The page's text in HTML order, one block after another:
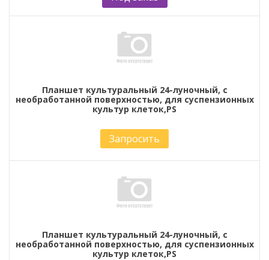
Планшет культуральный 24-луночный, с
необработанной поверхностью, для суспензионных
культур клеток,PS
Запросить
Планшет культуральный 24-луночный, с
необработанной поверхностью, для суспензионных
культур клеток,PS